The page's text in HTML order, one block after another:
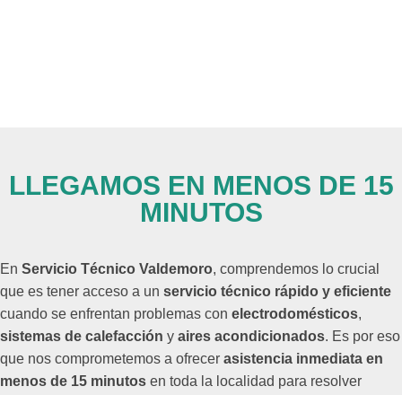
LLEGAMOS EN MENOS DE 15
MINUTOS
En Servicio Técnico Valdemoro, comprendemos lo crucial
que es tener acceso a un servicio técnico rápido y eficiente
cuando se enfrentan problemas con electrodomésticos,
sistemas de calefacción y aires acondicionados. Es por eso
que nos comprometemos a ofrecer asistencia inmediata en
menos de 15 minutos en toda la localidad para resolver